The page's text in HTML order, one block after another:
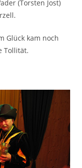
(Torsten Jost)
Glück kam noch
Tollität.